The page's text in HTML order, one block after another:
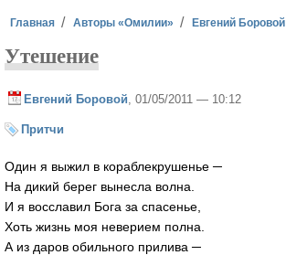
Вы здесь
Главная Авторы «Омилии» Евгений Боровой
Утешение
Евгений Боровой , 01/05/2011 — 10:12
Притчи
Один я выжил в кораблекрушенье ─
На дикий берег вынесла волна.
И я восславил Бога за спасенье,
Хоть жизнь моя неверием полна.
А из даров обильного прилива ─